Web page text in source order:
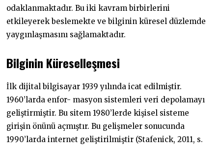
odaklanmaktadır. Bu iki kavram birbirlerini
etkileyerek beslemekte ve bilginin küresel düzlemde
yaygınlaşmasını sağlamaktadır.
Bilginin Küreselleşmesi
İlk dijital bilgisayar 1939 yılında icat edilmiştir.
1960’larda enfor- masyon sistemleri veri depolamayı
geliştirmiştir. Bu sitem 1980’lerde kişisel sisteme
girişin önünü açmıştır. Bu gelişmeler sonucunda
1990’larda internet geliştirilmiştir (Stafenick, 2011, s.